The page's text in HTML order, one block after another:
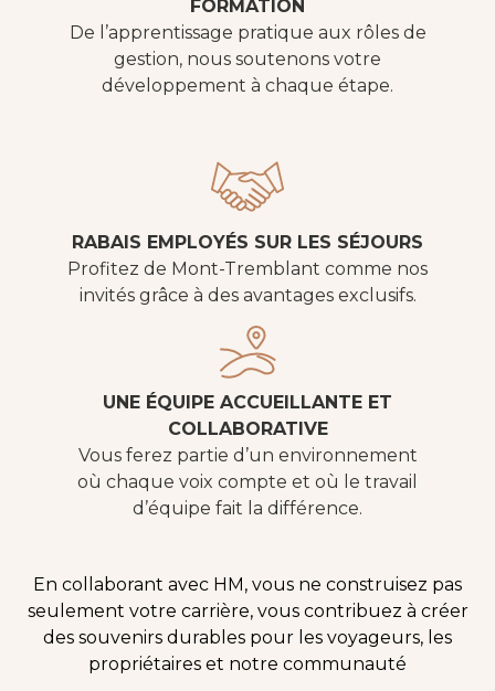
FORMATION
De l’apprentissage pratique aux rôles de
gestion, nous soutenons votre
développement à chaque étape.
RABAIS EMPLOYÉS SUR LES SÉJOURS
Profitez de Mont-Tremblant comme nos
invités grâce à des avantages exclusifs.
UNE ÉQUIPE ACCUEILLANTE ET
COLLABORATIVE
Vous ferez partie d’un environnement
où chaque voix compte et où le travail
d’équipe fait la différence.
En collaborant avec HM, vous ne construisez pas
seulement votre carrière, vous contribuez à créer
des souvenirs durables pour les voyageurs, les
propriétaires et notre communauté